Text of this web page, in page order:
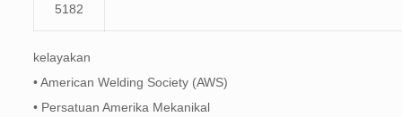
5182
kelayakan
• American Welding Society (AWS)
• Persatuan Amerika Mekanikal